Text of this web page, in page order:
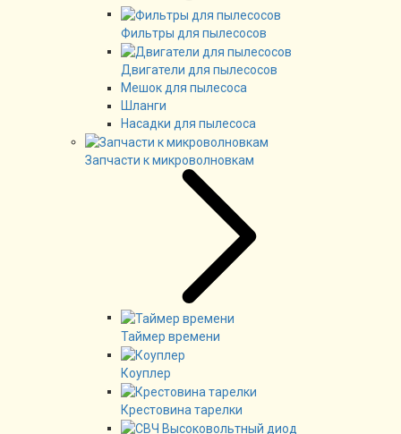
Фильтры для пылесосов
Двигатели для пылесосов
Мешок для пылесоса
Шланги
Насадки для пылесоса
Запчасти к микроволновкам
Таймер времени
Коуплер
Крестовина тарелки